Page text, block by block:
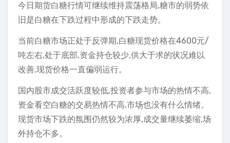
今日期货白糖行情可继续维持震荡格局,糖市的弱势依
旧是白糖在下跌过程中形成的下跌走势。
当前白糖市场正处于反弹期,白糖现货价格在4600元/
吨左右,处于底部,资金持仓较少,供大于求的状况难以
改善,现货价格一直偏弱运行。
国内股市成交活跃度较低,投资者参与市场的热情不高,
资金看空白糖的交易热情不高,市场也没有什么情绪。
现货市场下跌的氛围仍然较为浓厚,成交量继续萎缩,场
外持仓不多。